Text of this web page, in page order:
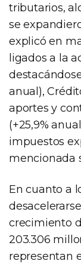
tributarios,
se
explicó en
ligados a la
anual),
aportes y
(+25,9%
impuestos
mencionada
En cuanto a
crecimiento
203.306
representan